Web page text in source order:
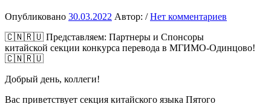
Опубликовано 30.03.2022 Автор: /Нет комментариев
🇨🇳🇷🇺 Представляем: Партнеры и Спонсоры
китайской секции конкурса перевода в МГИМО-Одинцово!
🇨🇳🇷🇺
Добрый день, коллеги!
Вас приветствует секция китайского языка Пятого